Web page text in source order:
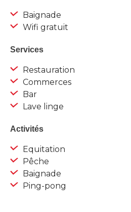
Baignade
Wifi gratuit
Services
Restauration
Commerces
Bar
Lave linge
Activités
Equitation
Pêche
Baignade
Ping-pong